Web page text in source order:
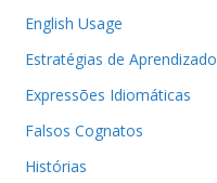
English Usage
Estratégias de Aprendizado
Expressões Idiomáticas
Falsos Cognatos
Histórias